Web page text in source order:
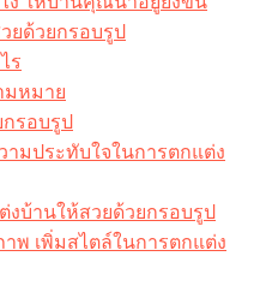
ยด้วยกรอบรูป
ร​
มหมาย
รอบรูป
มประทับใจในการตกแต่ง
บ้านให้สวยด้วยกรอบรูป
พ เพิ่มสไตล์ในการตกแต่ง